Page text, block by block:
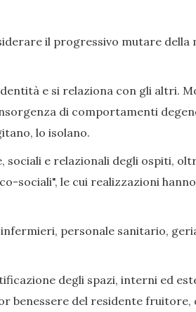
il progressivo mutare della
e si relaziona con gli altri.
di comportamenti
lo isolano.
e relazionali degli ospiti,
sociali", le cui realizzazioni
personale sanitario,
degli spazi, interni ed
benessere del residente